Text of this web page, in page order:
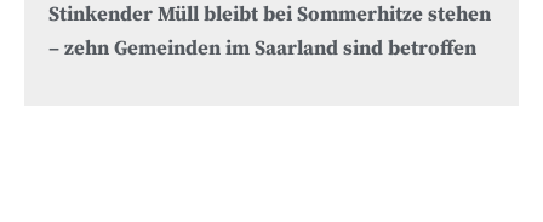
Stinkender Müll bleibt bei Sommerhitze stehen
– zehn Gemeinden im Saarland sind betroffen